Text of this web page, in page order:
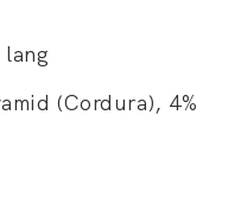
(Cordura), 4%